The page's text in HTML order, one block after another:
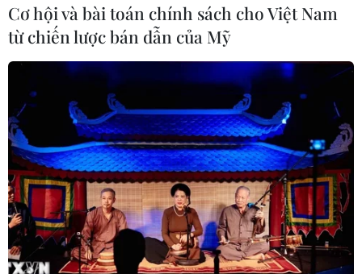
Cơ hội và bài toán chính sách cho Việt Nam
từ chiến lược bán dẫn của Mỹ